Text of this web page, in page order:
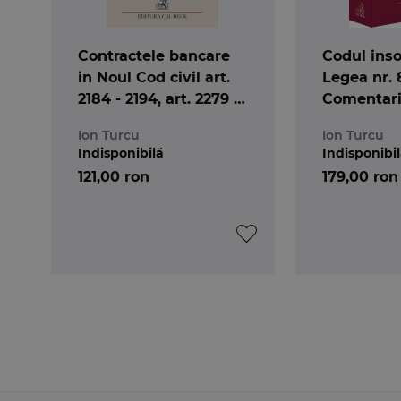
Contractele bancare
in Noul Cod civil art.
2184 - 2194, art. 2279 -
Ion Turcu
121,00 ron
Indisponibilă
Codul
Legea nr.
Ion Turcu
179,00 ron